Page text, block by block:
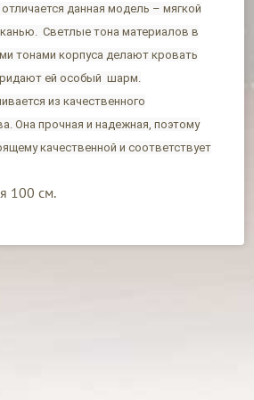
данная модель – мягкой
Светлые тона материалов в
тонами корпуса делают кровать
ей особый шарм.
из качественного
Она прочная и надежная, поэтому
качественной и соответствует
100 см.